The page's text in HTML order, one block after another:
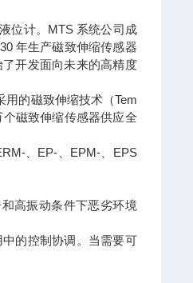
位计。MTS 系统公司成
年生产磁致伸缩传感器
开发面向未来的高精度
的磁致伸缩技术（Tem
磁致伸缩传感器供应全
、EP-、EPM-、EPS
高振动条件下恶劣环境
的控制协调。当需要可